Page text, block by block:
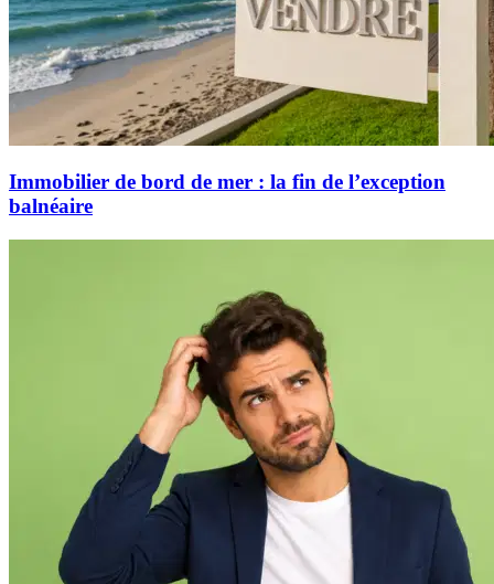
Immobilier de bord de mer : la fin de l’exception
balnéaire